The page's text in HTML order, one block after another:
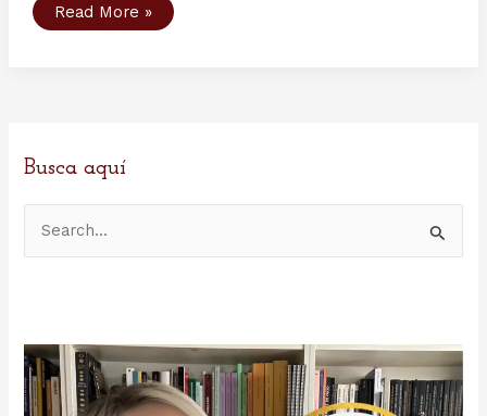
Radio
y
Vikinga
Read More »
Busca aquí
r
p
o